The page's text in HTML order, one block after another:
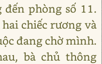
đến phòng số 11.
chiếc rương và
đang chờ mình.
bà chủ thông